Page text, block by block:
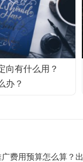
向有什么用？
办？
费用预算怎么算？